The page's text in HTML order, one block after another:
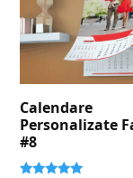
Calendare
Personalizate
#8